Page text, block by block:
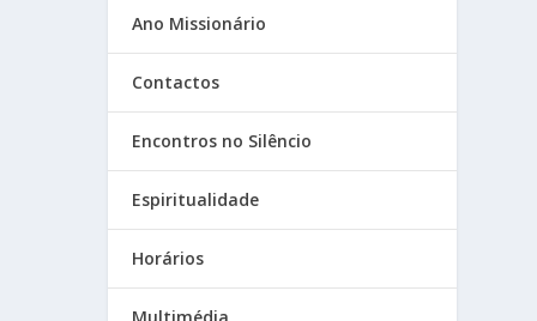
Ano Missionário
Contactos
Encontros no Silêncio
Espiritualidade
Horários
Multimédia